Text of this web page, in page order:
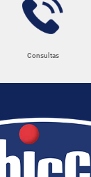
Consultas